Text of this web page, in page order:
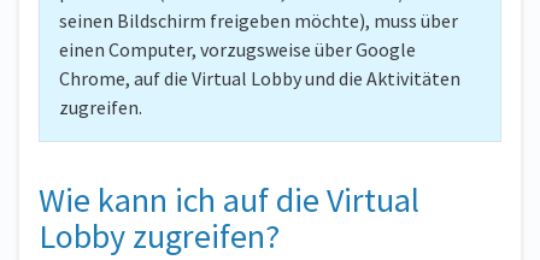
seinen Bildschirm freigeben möchte), muss über
einen Computer, vorzugsweise über Google
Chrome, auf die Virtual Lobby und die Aktivitäten
zugreifen.
Wie kann ich auf die Virtual
Lobby zugreifen?